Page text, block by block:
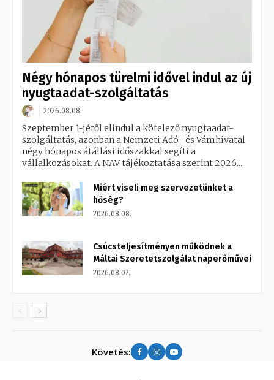
Négy hónapos türelmi idővel indul az új
nyugtaadat-szolgáltatás
2026.08.08.
Szeptember 1-jétől elindul a kötelező nyugtaadat-
szolgáltatás, azonban a Nemzeti Adó- és Vámhivatal
négy hónapos átállási időszakkal segíti a
vállalkozásokat. A NAV tájékoztatása szerint 2026....
Miért viseli meg szervezetünket a
hőség?
2026.08.08.
Csúcsteljesítményen működnek a
Máltai Szeretetszolgálat naperőművei
2026.08.07.
Követés: